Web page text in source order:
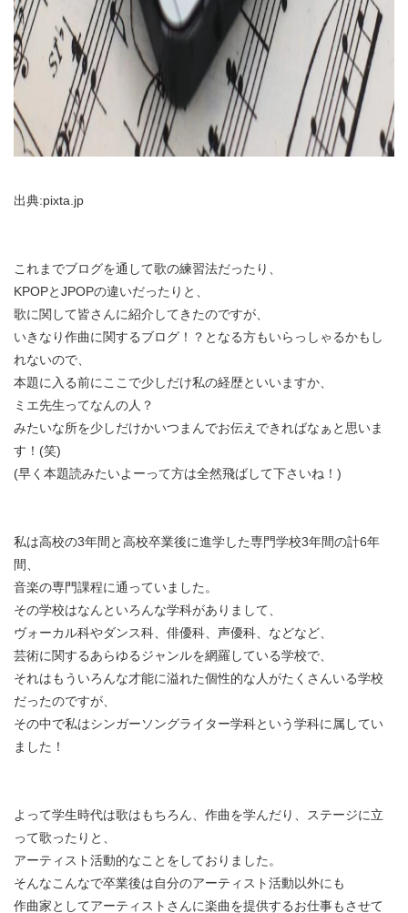
出典:pixta.jp
これまでブログを通して歌の練習法だったり、
KPOPとJPOPの違いだったりと、
歌に関して皆さんに紹介してきたのですが、
いきなり作曲に関するブログ！？となる方もいらっしゃるかもし
れないので、
本題に入る前にここで少しだけ私の経歴といいますか、
ミエ先生ってなんの人？
みたいな所を少しだけかいつまんでお伝えできればなぁと思いま
す！(笑)
(早く本題読みたいよーって方は全然飛ばして下さいね！)
私は高校の3年間と高校卒業後に進学した専門学校3年間の計6年
間、
音楽の専門課程に通っていました。
その学校はなんといろんな学科がありまして、
ヴォーカル科やダンス科、俳優科、声優科、などなど、
芸術に関するあらゆるジャンルを網羅している学校で、
それはもういろんな才能に溢れた個性的な人がたくさんいる学校
だったのですが、
その中で私はシンガーソングライター学科という学科に属してい
ました！
よって学生時代は歌はもちろん、作曲を学んだり、ステージに立
って歌ったりと、
アーティスト活動的なことをしておりました。
そんなこんなで卒業後は自分のアーティスト活動以外にも
作曲家としてアーティストさんに楽曲を提供するお仕事もさせて